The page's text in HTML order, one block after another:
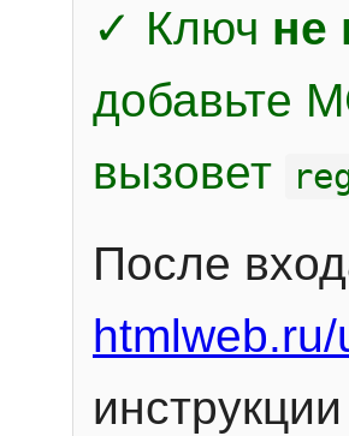
✓ Ключ не
добавьте
вызовет
После